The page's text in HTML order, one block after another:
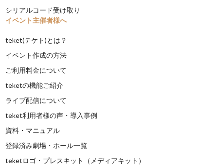
シリアルコード受け取り
イベント主催者様へ
teket(テケト)とは？
イベント作成の方法
ご利用料金について
teketの機能ご紹介
ライブ配信について
teket利用者様の声・導入事例
資料・マニュアル
登録済み劇場・ホール一覧
teketロゴ・プレスキット（メディアキット）